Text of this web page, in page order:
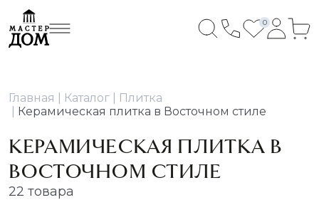
0
Главная Каталог
Плитка
Керамическая плитка в Восточном стиле
КЕРАМИЧЕСКАЯ ПЛИТКА В
ВОСТОЧНОМ СТИЛЕ
22 товара